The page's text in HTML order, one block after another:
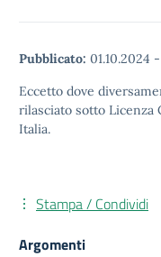
Pubblicato: 01.10.2024 -
Eccetto dove
rilasciato sotto Licenza
Italia.
Stampa / Condividi
Argomenti